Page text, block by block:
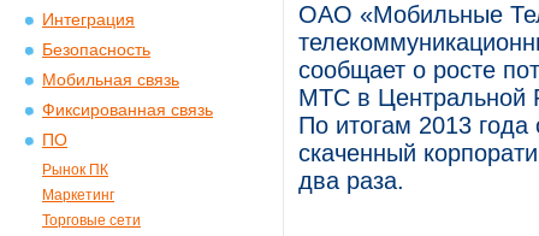
Интеграция
Безопасность
Мобильная связь
Фиксированная связь
ПО
Рынок ПК
Маркетинг
Торговые сети
ОАО «Мобильные
сообщает о росте
МТС в Центральной
По итогам 2013
скаченный
два раза.